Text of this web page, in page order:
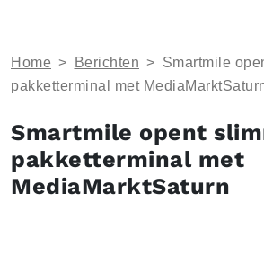
Home > Berichten > Smartmile
pakketterminal met
Smartmile opent
pakketterminal met
MediaMarktSaturn